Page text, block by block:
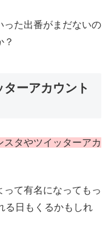
った出番がまだないの
？
ーアカウント
スタやツイッターアカ
て有名になってもっ
る日もくるかもしれ